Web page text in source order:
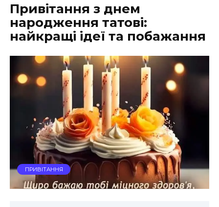
Привітання з днем
народження татові:
найкращі ідеї та побажання
ПРИВІТАННЯ